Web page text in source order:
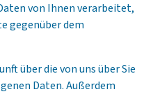
von Ihnen verarbeitet,
gegenüber dem
über die von uns über Sie
Daten. Außerdem